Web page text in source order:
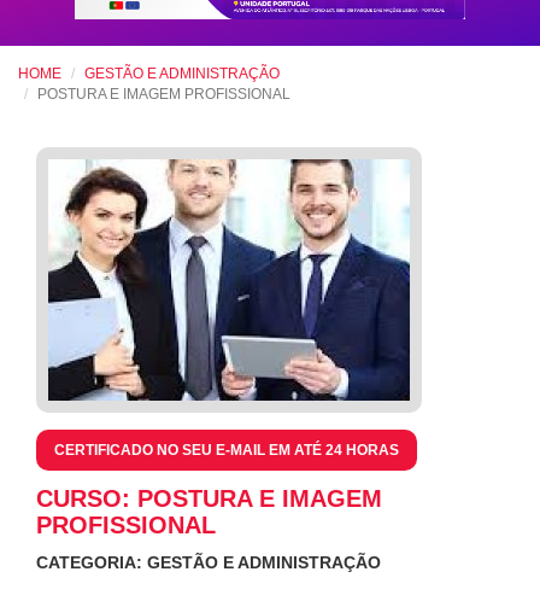
HOME
GESTÃO E ADMINISTRAÇÃO
POSTURA E IMAGEM PROFISSIONAL
CERTIFICADO NO SEU E-MAIL EM ATÉ 24 HORAS
CURSO: POSTURA E IMAGEM
PROFISSIONAL
CATEGORIA: GESTÃO E ADMINISTRAÇÃO